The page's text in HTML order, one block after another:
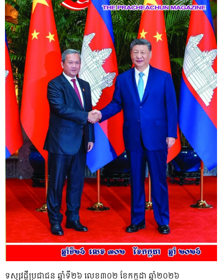
ទស្សវដ្តីប្រជាជន ឆ្នាំទី២៦ លេខ៣០២ ខែកក្កដា ឆ្នាំ២០២៦